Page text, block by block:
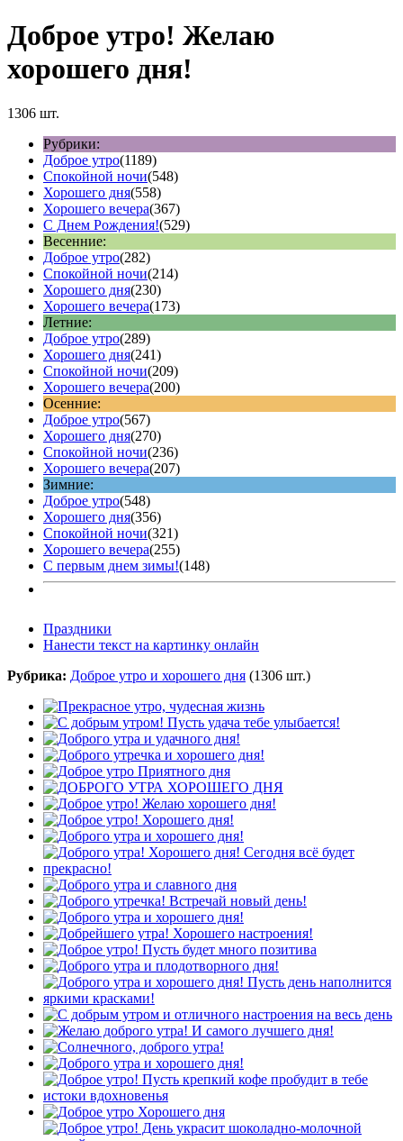
Доброе утро! Желаю
хорошего дня!
1306 шт.
Рубрики:
Доброе утро(1189)
Спокойной ночи(548)
Хорошего дня(558)
Хорошего вечера(367)
С Днем Рождения!(529)
Весенние:
Доброе утро(282)
Спокойной ночи(214)
Хорошего дня(230)
Хорошего вечера(173)
Летние:
Доброе утро(289)
Хорошего дня(241)
Спокойной ночи(209)
Хорошего вечера(200)
Осенние:
Доброе утро(567)
Хорошего дня(270)
Спокойной ночи(236)
Хорошего вечера(207)
Зимние:
Доброе утро(548)
Хорошего дня(356)
Спокойной ночи(321)
Хорошего вечера(255)
С первым днем зимы!(148)
Праздники
Нанести текст на картинку онлайн
Рубрика: Доброе утро и хорошего дня (1306 шт.)